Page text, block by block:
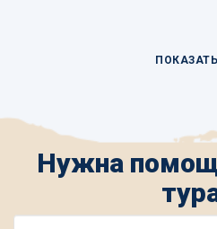
Нужна